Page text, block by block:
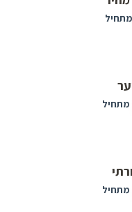
מתחיל
מתחיל
מתחיל